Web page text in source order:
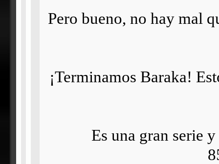
Pero bueno, no hay mal
¡Terminamos Baraka!
Es una gran serie